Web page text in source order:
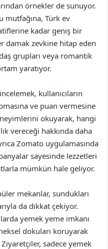
örnekler de sunuyor.
mutfağına, Türk ev
kadar geniş bir
damak zevkine hitap eden
grupları veya romantik
yaratıyor.
kullanıcıların
ve puan vermesine
okuyarak, hangi
vereceği hakkında daha
Zomato uygulamasında
sayesinde lezzetleri
mümkün hale geliyor.
mekanlar, sundukları
da dikkat çekiyor.
yemek yeme imkanı
dokuları koruyarak
sadece yemek